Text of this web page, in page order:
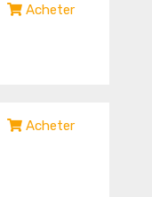
Acheter
Acheter